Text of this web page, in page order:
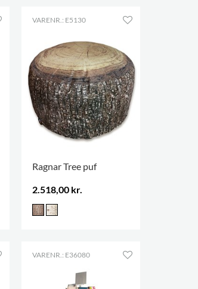
VARENR.: E5130
Ragnar Tree puf
2.518,00 kr.
VARENR.: E36080